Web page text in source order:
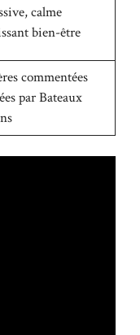
calme
bien-être
commentées
par Bateaux